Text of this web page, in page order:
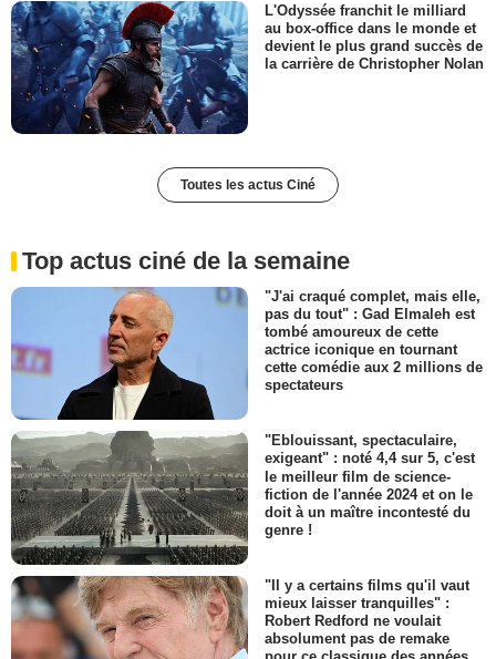
L'Odyssée franchit le milliard
au box-office dans le monde et
devient le plus grand succès de
la carrière de Christopher Nolan
Toutes les actus Ciné
Top actus ciné de la semaine
"J'ai craqué complet, mais elle,
pas du tout" : Gad Elmaleh est
tombé amoureux de cette
actrice iconique en tournant
cette comédie aux 2 millions de
spectateurs
"Eblouissant, spectaculaire,
exigeant" : noté 4,4 sur 5, c'est
le meilleur film de science-
fiction de l'année 2024 et on le
doit à un maître incontesté du
genre !
"Il y a certains films qu'il vaut
mieux laisser tranquilles" :
Robert Redford ne voulait
absolument pas de remake